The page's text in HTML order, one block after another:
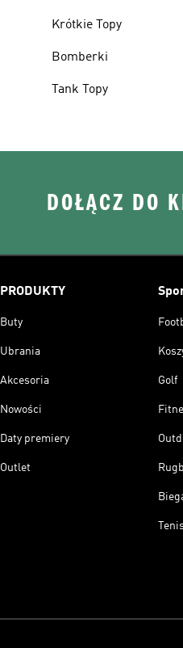
Krótkie Topy
Bomberki
Tank Topy
DOŁĄCZ DO
PRODUKTY
Buty
Ubrania
Akcesoria
Nowości
Daty premiery
Outlet
Golf